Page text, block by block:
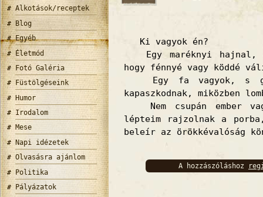
Alkotások/receptek
Blog
Egyéb
Életmód
Fotó Galéria
Füstölgéseink
Humor
Irodalom
Mese
Napi idézetek
Olvasásra ajánlom
Politika
Pályázatok
Ki vagyok én?
Egy maréknyi hajnal,
hogy fénnyé vagy köddé
Egy fa vagyok, s
kapaszkodnak, miközben
Nem csupán ember
lépteim rajzolnak a
beleír az örökkévalóság
A hozzászóláshoz